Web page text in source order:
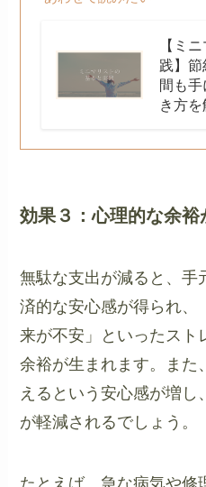
【ミ
践】
間も
き方を
効果３：心理的な余裕
無駄な支出が減ると、手
済的な安心感が得られ、
来が不安」といったスト
余裕が生まれます。また
えるという安心感が増し
が軽減されるでしょう。
たとえば、急な病気や修